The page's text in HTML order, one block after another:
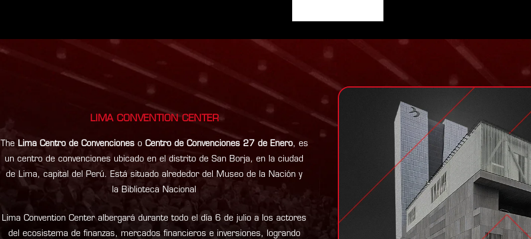
LIMA CONVENTION CENTER
The Lima Centro de Convencioneso Centro de Convenciones 27 de Enero, es
un centro de convenciones ubicado en el distrito de San Borja, en la ciudad
de Lima, capital del Perú. Está situado alrededor del Museo de la Nación y
la Biblioteca Nacional
Lima Convention Center albergará durante todo el día 6 de julio a los actores
del ecosistema de finanzas, mercados financieros e inversiones, logrando